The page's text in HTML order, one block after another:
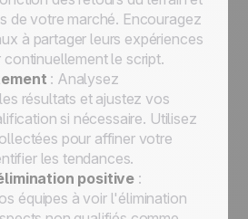
de votre marché. Encouragez
à partager leurs expériences
continuellement le script.
: Analysez
résultats et ajustez vos
si nécessaire. Utilisez
pour affiner votre
les tendances.
positive :
équipes à voir l'élimination